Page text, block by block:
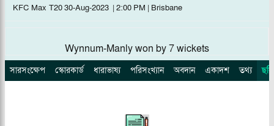
KFC Max T2030-Aug-2023 | 2:00 PM | Brisbane
Wynnum-Manly won by 7 wickets
সারসংক্ষেপ স্কোরকার্ড ধারাভাষ্য পরিসংখ্যান অবদান একাদশ তথ্য